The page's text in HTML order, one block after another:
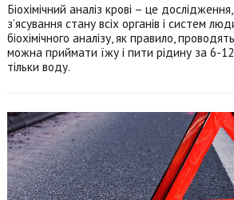
Біохімічний аналіз крові – це
з’ясування стану всіх органів і систем
біохімічного аналізу, як правило,
можна приймати їжу і пити рідину за 6-
тільки воду.